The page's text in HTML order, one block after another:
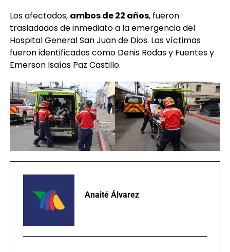
Los afectados, ambos de 22 años, fueron
trasladados de inmediato a la emergencia del
Hospital General San Juan de Dios. Las víctimas
fueron identificadas como Denis Rodas y Fuentes y
Emerson Isaías Paz Castillo.
Anaité Álvarez